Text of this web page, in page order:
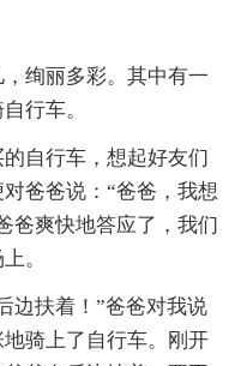
绚丽多彩。其中有一
行车。
自行车，想起好友们
爸爸说：“爸爸，我想
爸爽快地答应了，我们
。
边扶着！”爸爸对我说
骑上了自行车。刚开